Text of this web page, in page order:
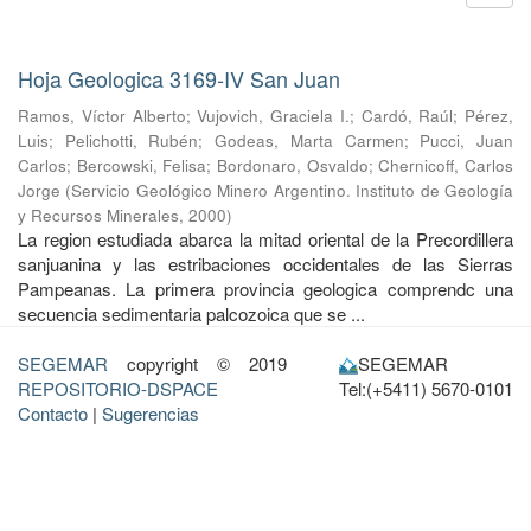
Hoja Geologica 3169-IV San Juan
Ramos, Víctor Alberto;Vujovich, Graciela I.; Cardó, Raúl; Pérez,
Luis; Pelichotti, Rubén;Godeas, Marta Carmen; Pucci, Juan
Carlos; Bercowski, Felisa; Bordonaro, Osvaldo;Chernicoff, Carlos
Jorge (Servicio Geológico Minero Argentino. Instituto de Geología
y Recursos Minerales, 2000)
La region estudiada abarca la mitad oriental de la Precordillera
sanjuanina y las estribaciones occidentales de las Sierras
Pampeanas. La primera provincia geologica comprendc una
secuencia sedimentaria palcozoica que se ...
SEGEMAR copyright © 2019
REPOSITORIO-DSPACE
Contacto | Sugerencias
SEGEMAR
Tel:(+5411) 5670-0101